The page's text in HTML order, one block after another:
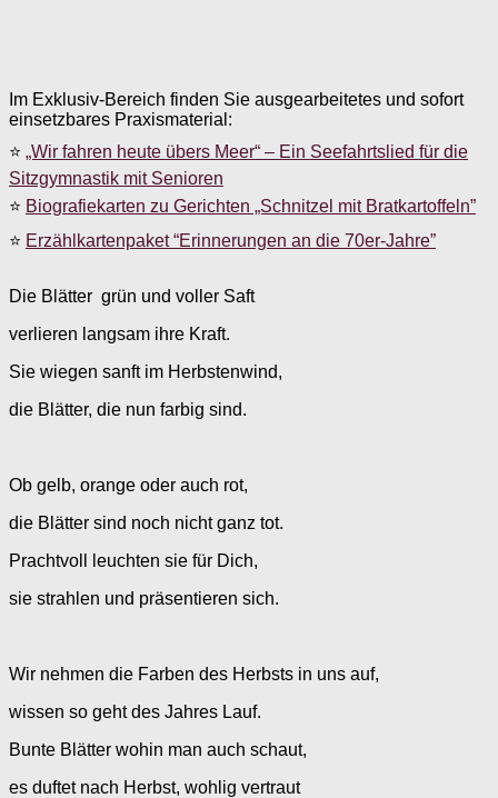
Im Exklusiv-Bereich finden Sie ausgearbeitetes und sofort
einsetzbares Praxismaterial:
⭐ „Wir fahren heute übers Meer“ – Ein Seefahrtslied für die
Sitzgymnastik mit Senioren
⭐ Biografiekarten zu Gerichten „Schnitzel mit Bratkartoffeln”
⭐ Erzählkartenpaket “Erinnerungen an die 70er-Jahre”
Die Blätter grün und voller Saft
verlieren langsam ihre Kraft.
Sie wiegen sanft im Herbstenwind,
die Blätter, die nun farbig sind.
Ob gelb, orange oder auch rot,
die Blätter sind noch nicht ganz tot.
Prachtvoll leuchten sie für Dich,
sie strahlen und präsentieren sich.
Wir nehmen die Farben des Herbsts in uns auf,
wissen so geht des Jahres Lauf.
Bunte Blätter wohin man auch schaut,
es duftet nach Herbst, wohlig vertraut